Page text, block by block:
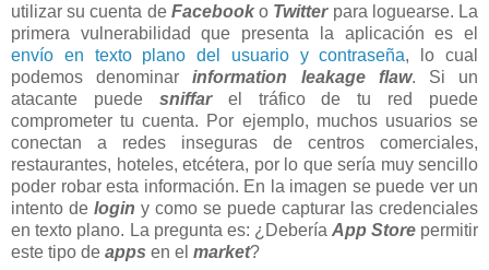
utilizar su cuenta de Facebook o Twitter para loguearse. La
primera vulnerabilidad que presenta la aplicación es el
envío en texto plano del usuario y contraseña, lo cual
podemos denominarinformation leakage flaw. Si un
atacante puede sniffar
el tráfico de tu red puede
comprometer tu cuenta. Por ejemplo, muchos usuarios se
conectan a redes inseguras de centros comerciales,
restaurantes, hoteles, etcétera, por lo que sería muy sencillo
poder robar esta información. En la imagen se puede ver un
intento de login y como se puede capturar las credenciales
en texto plano. La pregunta es: ¿Debería App Store permitir
este tipo de apps en el market?